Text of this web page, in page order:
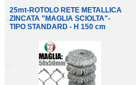
25mt-ROTOLO RETE METALLICA
ZINCATA "MAGLIA SCIOLTA"-
TIPO STANDARD - H 150 cm